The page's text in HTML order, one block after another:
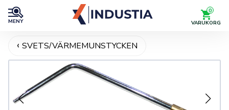
MENY
0
VARUKORG
SVETS/VÄRMEMUNSTYCKEN